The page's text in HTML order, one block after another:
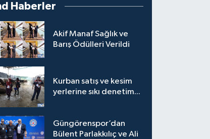
Haberler
Akif Manaf Sağlık ve
Barış Ödülleri Verildi
Kurban satış ve kesim
yerlerine sıkı denetim...
Güngörenspor’dan
Bülent Parlakkılıç ve Ali